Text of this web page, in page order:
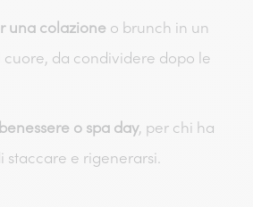
una colazione o brunch in un
cuore, da condividere dopo le
o spa day, per chi ha
staccare e rigenerarsi.